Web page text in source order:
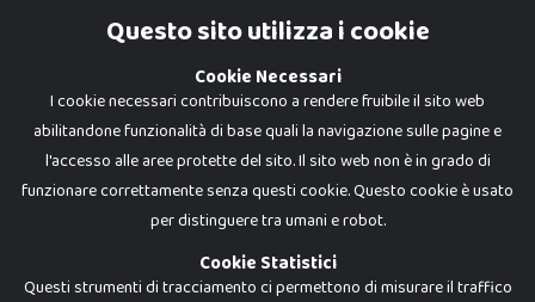
Cookie PolicyQuesto sito utilizza i cookie
Cookie Necessari
I cookie necessari contribuiscono a rendere fruibile il sito web
abilitandone funzionalità di base quali la navigazione sulle pagine e
l'accesso alle aree protette del sito. Il sito web non è in grado di
funzionare correttamente senza questi cookie. Questo cookie è usato
per distinguere tra umani e robot.
Cookie Statistici
Questi strumenti di tracciamento ci permettono di misurare il traffico